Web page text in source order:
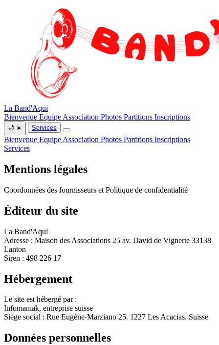
La Band'Aqui
Bienvenue Equipe Association Photos Partitions Inscriptions
🌙 ☀️ Services
Bienvenue Equipe Association Photos Partitions Inscriptions
Services
Mentions légales
Coordonnées des fournisseurs et Politique de confidentialité
Éditeur du site
La Band'Aqui
Adresse : Maison des Associations 25 av. David de Vignerte 33138
Lanton
Siren : 498 226 17
Hébergement
Le site est hébergé par :
Infomaniak, entreprise suisse
Siège social : Rue Eugène-Marziano 25. 1227 Les Acacias. Suisse
Données personnelles